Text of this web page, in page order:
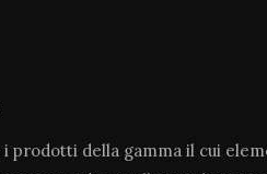
prodotti della gamma il cui